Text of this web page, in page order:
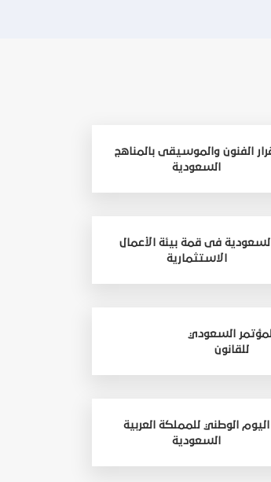
الفنون والموسيقى بالمناهج
السعودية
السعودية فى قمة بيئة الأعمال
الاستثمارية
السعودي
للقانون
اليوم الوطني للمملكة العربية
السعودية